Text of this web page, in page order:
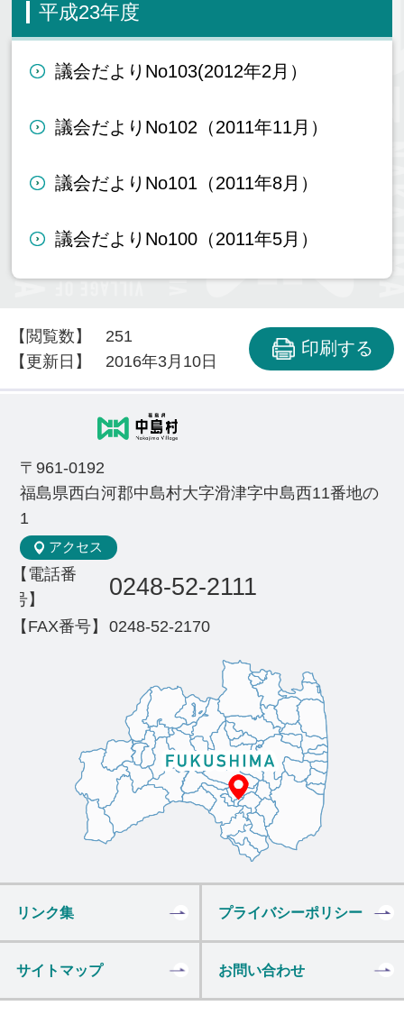
平成23年度
議会だよりNo103(2012年2月）
議会だよりNo102（2011年11月）
議会だよりNo101（2011年8月）
議会だよりNo100（2011年5月）
【閲覧数】
251
【更新日】
2016年3月10日
印刷する
〒961-0192
福島県西白河郡中島村大字滑津字中島西11番地の
1
アクセス
【電話番
号】
0248-52-2111
【FAX番号】 0248-52-2170
リンク集 プライバシーポリシー
サイトマップ お問い合わせ